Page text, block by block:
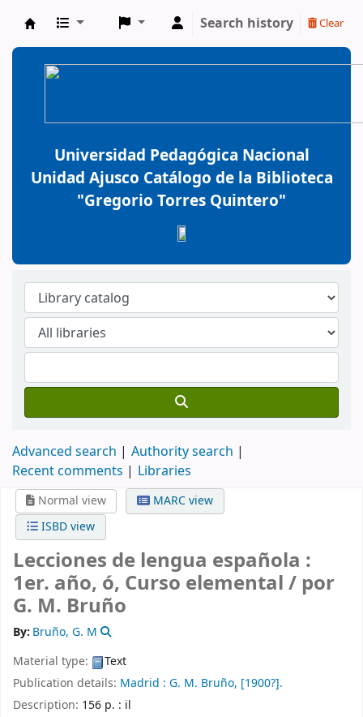
BiblioGTQ
Search history Clear
Universidad Pedagógica Nacional
Unidad Ajusco Catálogo de la Biblioteca
"Gregorio Torres Quintero"
Advanced search
Authority search
Recent comments
Libraries
Normal view
MARC view
ISBD view
Lecciones de lengua española :
1er. año, ó, Curso elemental / por
G. M. Bruño
By: Bruño, G. M
Material type:
Text
Publication details: Madrid : G. M. Bruño, [1900?].
Description: 156 p. : il